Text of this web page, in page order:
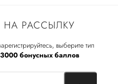
РАССЫЛКУ
выберите тип
3000 бонусных баллов